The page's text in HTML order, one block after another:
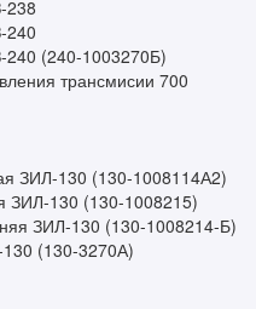
238
240
(240-1003270Б)
трансмисии 700
ЗИЛ-130 (130-1008114А2)
ЗИЛ-130 (130-1008215)
ЗИЛ-130 (130-1008214-Б)
(130-3270А)